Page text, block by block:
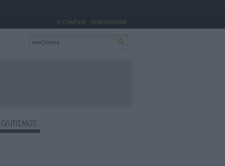
Η ΕΤΑΙΡΕΙΑ ΕΠΙΚΟΙΝΩΝΙΑ